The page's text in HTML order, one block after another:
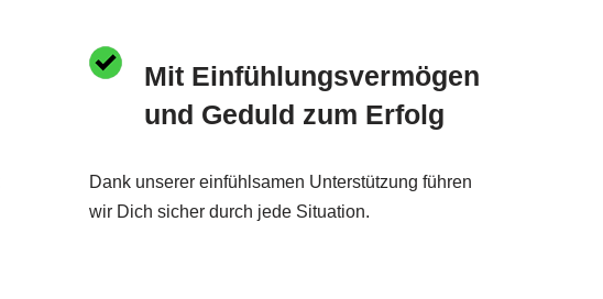
Mit Einfühlungsvermögen
und Geduld zum Erfolg
Dank unserer einfühlsamen Unterstützung führen
wir Dich sicher durch jede Situation.